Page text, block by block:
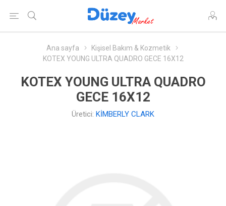
Ana sayfa
Kişisel Bakım & Kozmetik
KOTEX YOUNG ULTRA QUADRO GECE 16X12
KOTEX YOUNG ULTRA QUADRO
GECE 16X12
Üretici: KİMBERLY CLARK